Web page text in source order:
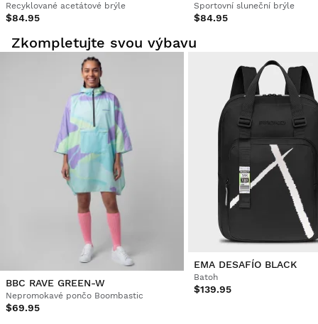
Recyklované acetátové brýle
$84.95
Sportovní sluneční brýle
$84.95
Zkompletujte svou výbavu
BBC RAVE GREEN-W
Nepromokavé pončo Boombastic
$69.95
EMA DESAFÍO BLACK
Batoh
$139.95